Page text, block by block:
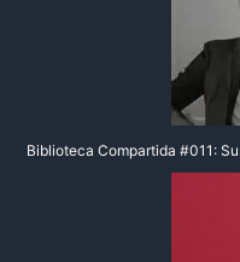
Biblioteca Compartida #011: